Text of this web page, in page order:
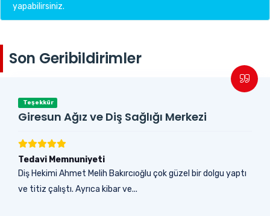
yapabilirsiniz.
Son Geribildirimler
Teşekkür
Giresun Ağız ve Diş Sağlığı Merkezi
Tedavi Memnuniyeti
Diş Hekimi Ahmet Melih Bakırcıoğlu çok güzel bir dolgu yaptı
ve titiz çalıştı. Ayrıca kibar ve...